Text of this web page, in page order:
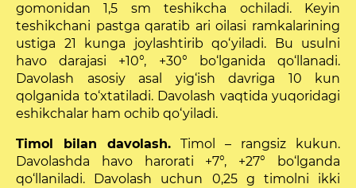
gomonidan 1,5 sm teshikcha ochiladi. Ke­yin
teshikchani pastga qaratib ari oilasi ramkalarining
ustiga 21 kunga joylashtirib qo‘yiladi. Bu usulni
havo darajasi +10°, +30° bo‘lganida qo‘llanadi.
Davolash asosiy asal yig‘ish davriga 10 kun
qolganida to‘xtatiladi. Davolash vaqtida yuqoridagi
eshikchalar ham ochib qo‘yiladi.
Timol bilan davolash. Timol – rangsiz kukun.
Davo­lashda havo harorati +7°, +27° bo‘lganda
qo‘llaniladi. Da­volash uchun 0,25 g timolni ikki